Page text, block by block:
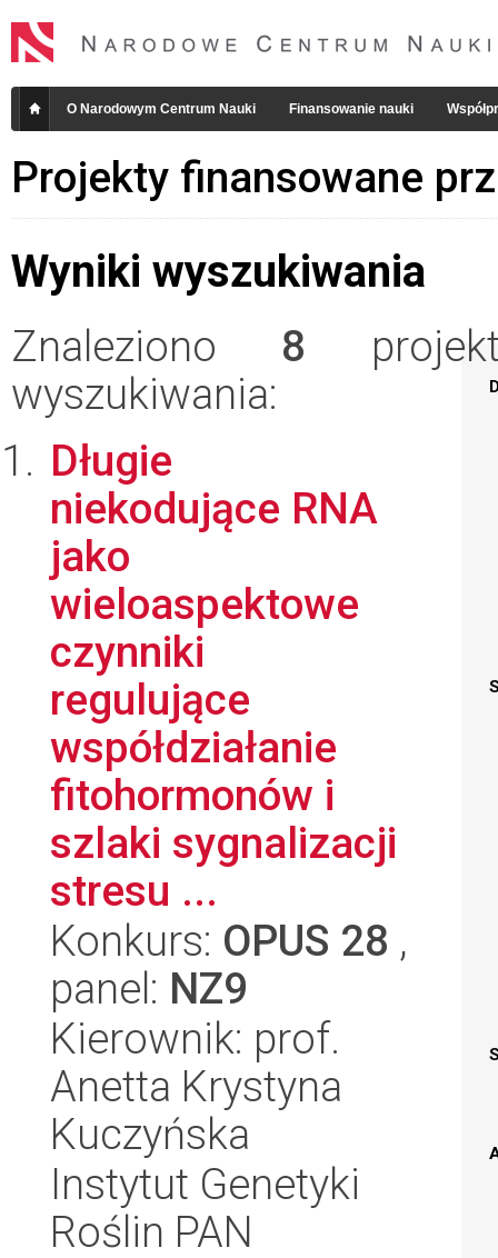
O Narodowym Centrum Nauki Finansowanie nauki
Projekty finansowane
Wyniki wyszukiwania
Znaleziono 8
wyszukiwania:
Długie
niekodujące RNA
jako
wieloaspektowe
czynniki
regulujące
współdziałanie
fitohormonów i
szlaki sygnalizacji
stresu ...
Konkurs: OPUS 28 ,
panel: NZ9
Kierownik: prof.
Anetta Krystyna
Kuczyńska
Instytut Genetyki
Roślin PAN